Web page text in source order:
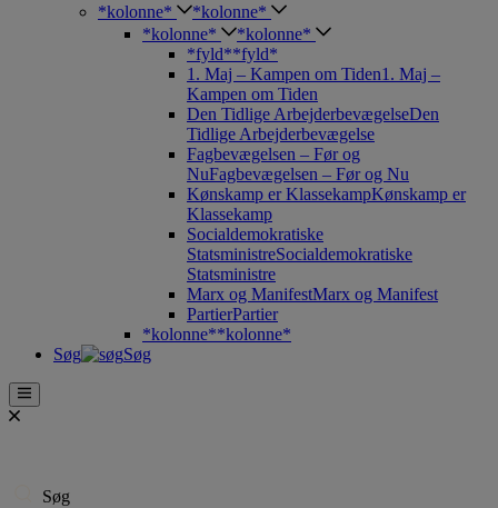
*kolonne*
*kolonne*
*kolonne*
*kolonne*
*fyld**fyld*
1. Maj – Kampen om Tiden1. Maj –
Kampen om Tiden
Den Tidlige ArbejderbevægelseDen
Tidlige Arbejderbevægelse
Fagbevægelsen – Før og
NuFagbevægelsen – Før og Nu
Kønskamp er KlassekampKønskamp er
Klassekamp
Socialdemokratiske
StatsministreSocialdemokratiske
Statsministre
Marx og ManifestMarx og Manifest
PartierPartier
*kolonne**kolonne*
Søg
Søg
Søg